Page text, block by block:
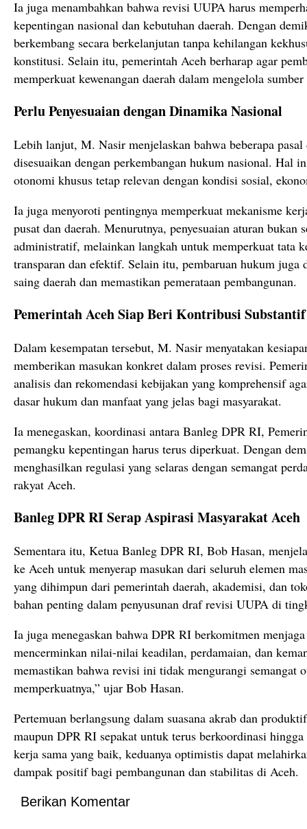
Ia juga menambahkan bahwa revisi UUPA harus
kepentingan nasional dan kebutuhan daerah. Dengan
berkembang secara berkelanjutan tanpa kehilangan
konstitusi. Selain itu, pemerintah Aceh berharap agar
memperkuat kewenangan daerah dalam mengelola
Perlu Penyesuaian dengan Dinamika Nasional
Lebih lanjut, M. Nasir menjelaskan bahwa beberapa
disesuaikan dengan perkembangan hukum nasional. Hal
otonomi khusus tetap relevan dengan kondisi sosial,
Ia juga menyoroti pentingnya memperkuat mekanisme
pusat dan daerah. Menurutnya, penyesuaian aturan bukan
administratif, melainkan langkah untuk memperkuat tata
transparan dan efektif. Selain itu, pembaruan hukum juga
saing daerah dan memastikan pemerataan pembangunan.
Pemerintah Aceh Siap Beri Kontribusi Substantif
Dalam kesempatan tersebut, M. Nasir menyatakan
memberikan masukan konkret dalam proses revisi.
analisis dan rekomendasi kebijakan yang komprehensif
dasar hukum dan manfaat yang jelas bagi masyarakat.
Ia menegaskan, koordinasi antara Banleg DPR RI,
pemangku kepentingan harus terus diperkuat. Dengan
menghasilkan regulasi yang selaras dengan semangat
rakyat Aceh.
Banleg DPR RI Serap Aspirasi Masyarakat Aceh
Sementara itu, Ketua Banleg DPR RI, Bob Hasan,
ke Aceh untuk menyerap masukan dari seluruh elemen
yang dihimpun dari pemerintah daerah, akademisi, dan
bahan penting dalam penyusunan draf revisi UUPA di
Ia juga menegaskan bahwa DPR RI berkomitmen
mencerminkan nilai-nilai keadilan, perdamaian, dan
memastikan bahwa revisi ini tidak mengurangi semangat
memperkuatnya,” ujar Bob Hasan.
Pertemuan berlangsung dalam suasana akrab dan
maupun DPR RI sepakat untuk terus berkoordinasi
kerja sama yang baik, keduanya optimistis dapat
dampak positif bagi pembangunan dan stabilitas di Aceh.
Berikan Komentar